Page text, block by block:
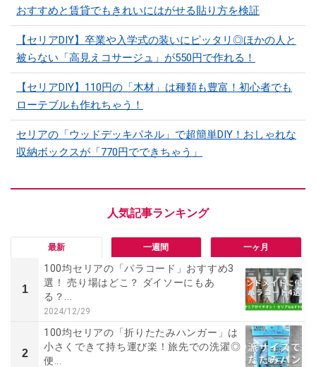
おすすめと賃貸でもきれいにはがせる貼り方を検証
【セリアDIY】卒業や入学式の装いにピッタリ◎ほかの人と
被らない「高見えコサージュ」が550円で作れる！
【セリアDIY】110円の「木材」は種類も豊富！初心者でも
ローテブルも作れちゃう！
セリアの「ウッドデッキパネル」で超簡単DIY！おしゃれな
収納ボックスが「770円でできちゃう」
最新 一週間 一ヶ月
1
100均セリアの「パラコード」おすすめ3
選！ 売り場はどこ？ ダイソーにもあ
る？...
2024/12/29
2
100均セリアの「折りたたみハンガー」は
小さくできて持ち運び楽！旅先での洗濯◎
便...